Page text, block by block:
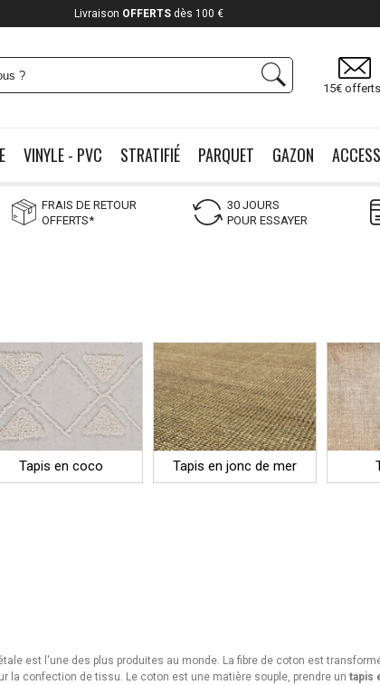
15€
VINYLE - PVC STRATIFIÉ PARQUET GAZON
FRAIS DE RETOUR
OFFERTS*
30 JOURS
POUR ESSAYER
Tapis en coco Tapis en jonc de mer
est l'une des plus produites au monde. La fibre de coton est
confection de tissu. Le coton est une matière souple, prendre un tapis
Livraison OFFERTSdès 100 €